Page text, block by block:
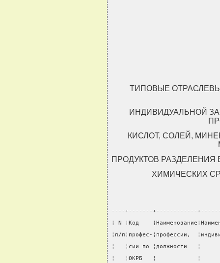
ТИПОВЫЕ
ИНДИВИДУАЛЬНОЙ
КИСЛОТ, СОЛЕЙ,
ПРОДУКТОВ РАЗДЕЛЕНИЯ
ХИМИЧЕСКИХ
----+-------+------------
¦ N ¦Код
¦п/п¦профес-¦профессии,
¦   ¦сии по ¦должности
¦   ¦ОКРБ   ¦            ¦